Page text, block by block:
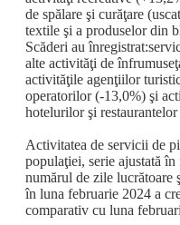
de spălare şi curăţare
textile şi a produselor din
Scăderi au
alte activităţi de
activităţile agenţiilor
operatorilor (-13,0%) şi
hotelurilor şi
Activitatea de servicii de
populaţiei, serie ajustată în
numărul de zile lucrătoare
în luna februarie 2024 a
comparativ cu luna